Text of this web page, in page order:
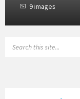
9 images